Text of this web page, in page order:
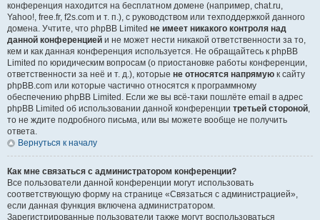
конференция находится на бесплатном домене (например, chat.ru,
Yahoo!, free.fr, f2s.com и т. п.), с руководством или техподдержкой данного
домена. Учтите, что phpBB Limited не имеет никакого контроля над
данной конференцией и не может нести никакой ответственности за то,
кем и как данная конференция используется. Не обращайтесь к phpBB
Limited по юридическим вопросам (о приостановке работы конференции,
ответственности за неё и т. д.), которые не относятся напрямую к сайту
phpBB.com или которые частично относятся к программному
обеспечению phpBB Limited. Если же вы всё-таки пошлёте email в адрес
phpBB Limited об использовании данной конференции третьей стороной,
то не ждите подробного письма, или вы можете вообще не получить
ответа.
Вернуться к началу
Как мне связаться с администратором конференции?
Все пользователи данной конференции могут использовать
соответствующую форму на странице «Связаться с администрацией»,
если данная функция включена администратором.
Зарегистрированные пользователи также могут воспользоваться